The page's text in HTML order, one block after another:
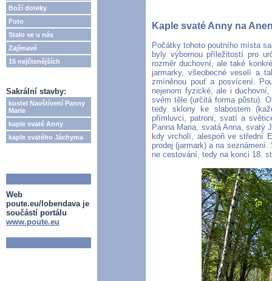
Boží doteky
Foto
Stalo se u nás
Zajímavé
15 nejčtenějších
Sakrální stavby:
kostel Navštívení Panny
Marie
kaple svaté Anny
kaple svatého Jáchyma
Web
poute.eu/lobendava je
součástí portálu
www.poute.eu
Kaple svaté Anny na
Počátky tohoto poutního místa
byly výbornou příležitostí pro
rozměr duchovní, ale také
jarmarky, všeobecné veselí a
zmíněnou pouť a posvícení.
nejenom fyzické, ale i
svém těle (určitá forma půstu).
tedy sklony ke slabostem
přímluvci, patroni, svatí a
Panna Maria, svatá Anna, svatý
kdy vrcholí, alespoň ve střední
prodej (jarmark) a na
ne cestování, tedy na konci 18.